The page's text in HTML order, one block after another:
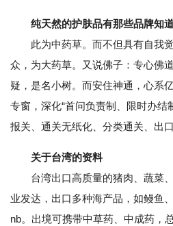
纯天然的护肤品有那些品牌知
此为中药草。而不但具有自我觉
众，为大药草。又说佛子：专心佛
疑，是名小树。而安住神通，心系
专窗，深化“首问负责制、限时办结
报关、通关无纸化、分类通关、出
关于台湾的资料
台湾出口高质量的猪肉、蔬菜、
业发达，出口多种海产品，如鳗鱼
nb。出境可携带中草药、中成药，